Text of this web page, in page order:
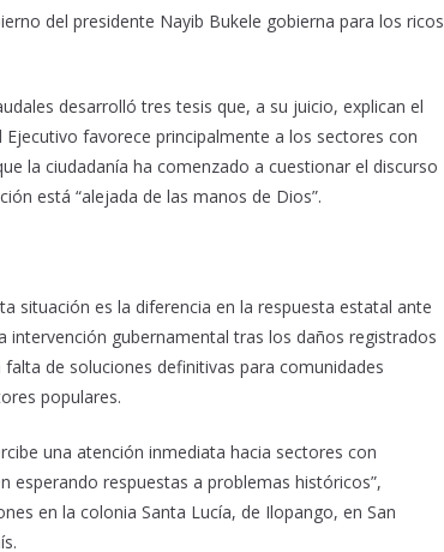
del presidente Nayib Bukele gobierna para los ricos
desarrolló tres tesis que, a su juicio, explican el
favorece principalmente a los sectores con
la ciudadanía ha comenzado a cuestionar el discurso
está “alejada de las manos de Dios”.
situación es la diferencia en la respuesta estatal ante
intervención gubernamental tras los daños registrados
de soluciones definitivas para comunidades
populares.
una atención inmediata hacia sectores con
esperando respuestas a problemas históricos”,
en la colonia Santa Lucía, de Ilopango, en San